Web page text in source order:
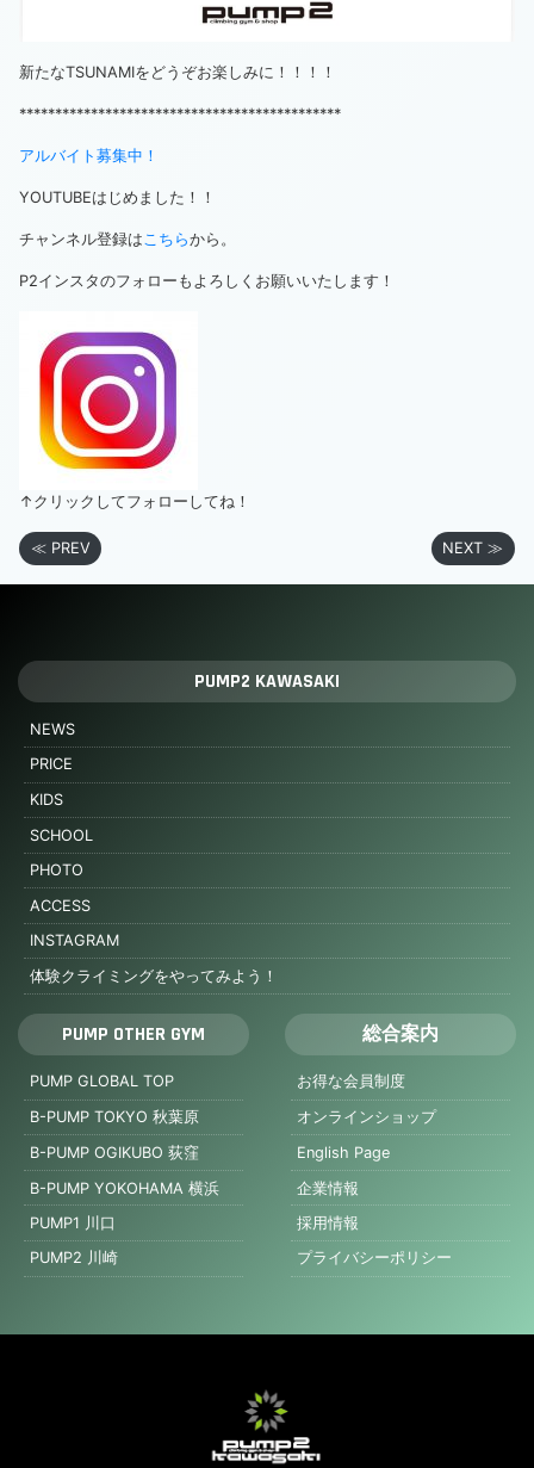
新たなTSUNAMIをどうぞお楽しみに！！！！
*********************************************
アルバイト募集中！
YOUTUBEはじめました！！
チャンネル登録は こちらから。
P2インスタのフォローもよろしくお願いいたします！
↑クリックしてフォローしてね！
≪ PREV NEXT ≫
PUMP2 KAWASAKI
NEWS
PRICE
KIDS
SCHOOL
PHOTO
ACCESS
INSTAGRAM
体験クライミングをやってみよう！
PUMP OTHER GYM
PUMP GLOBAL TOP
B-PUMP TOKYO 秋葉原
B-PUMP OGIKUBO 荻窪
B-PUMP YOKOHAMA 横浜
PUMP1 川口
PUMP2 川崎
総合案内
お得な会員制度
オンラインショップ
English Page
企業情報
採用情報
プライバシーポリシー